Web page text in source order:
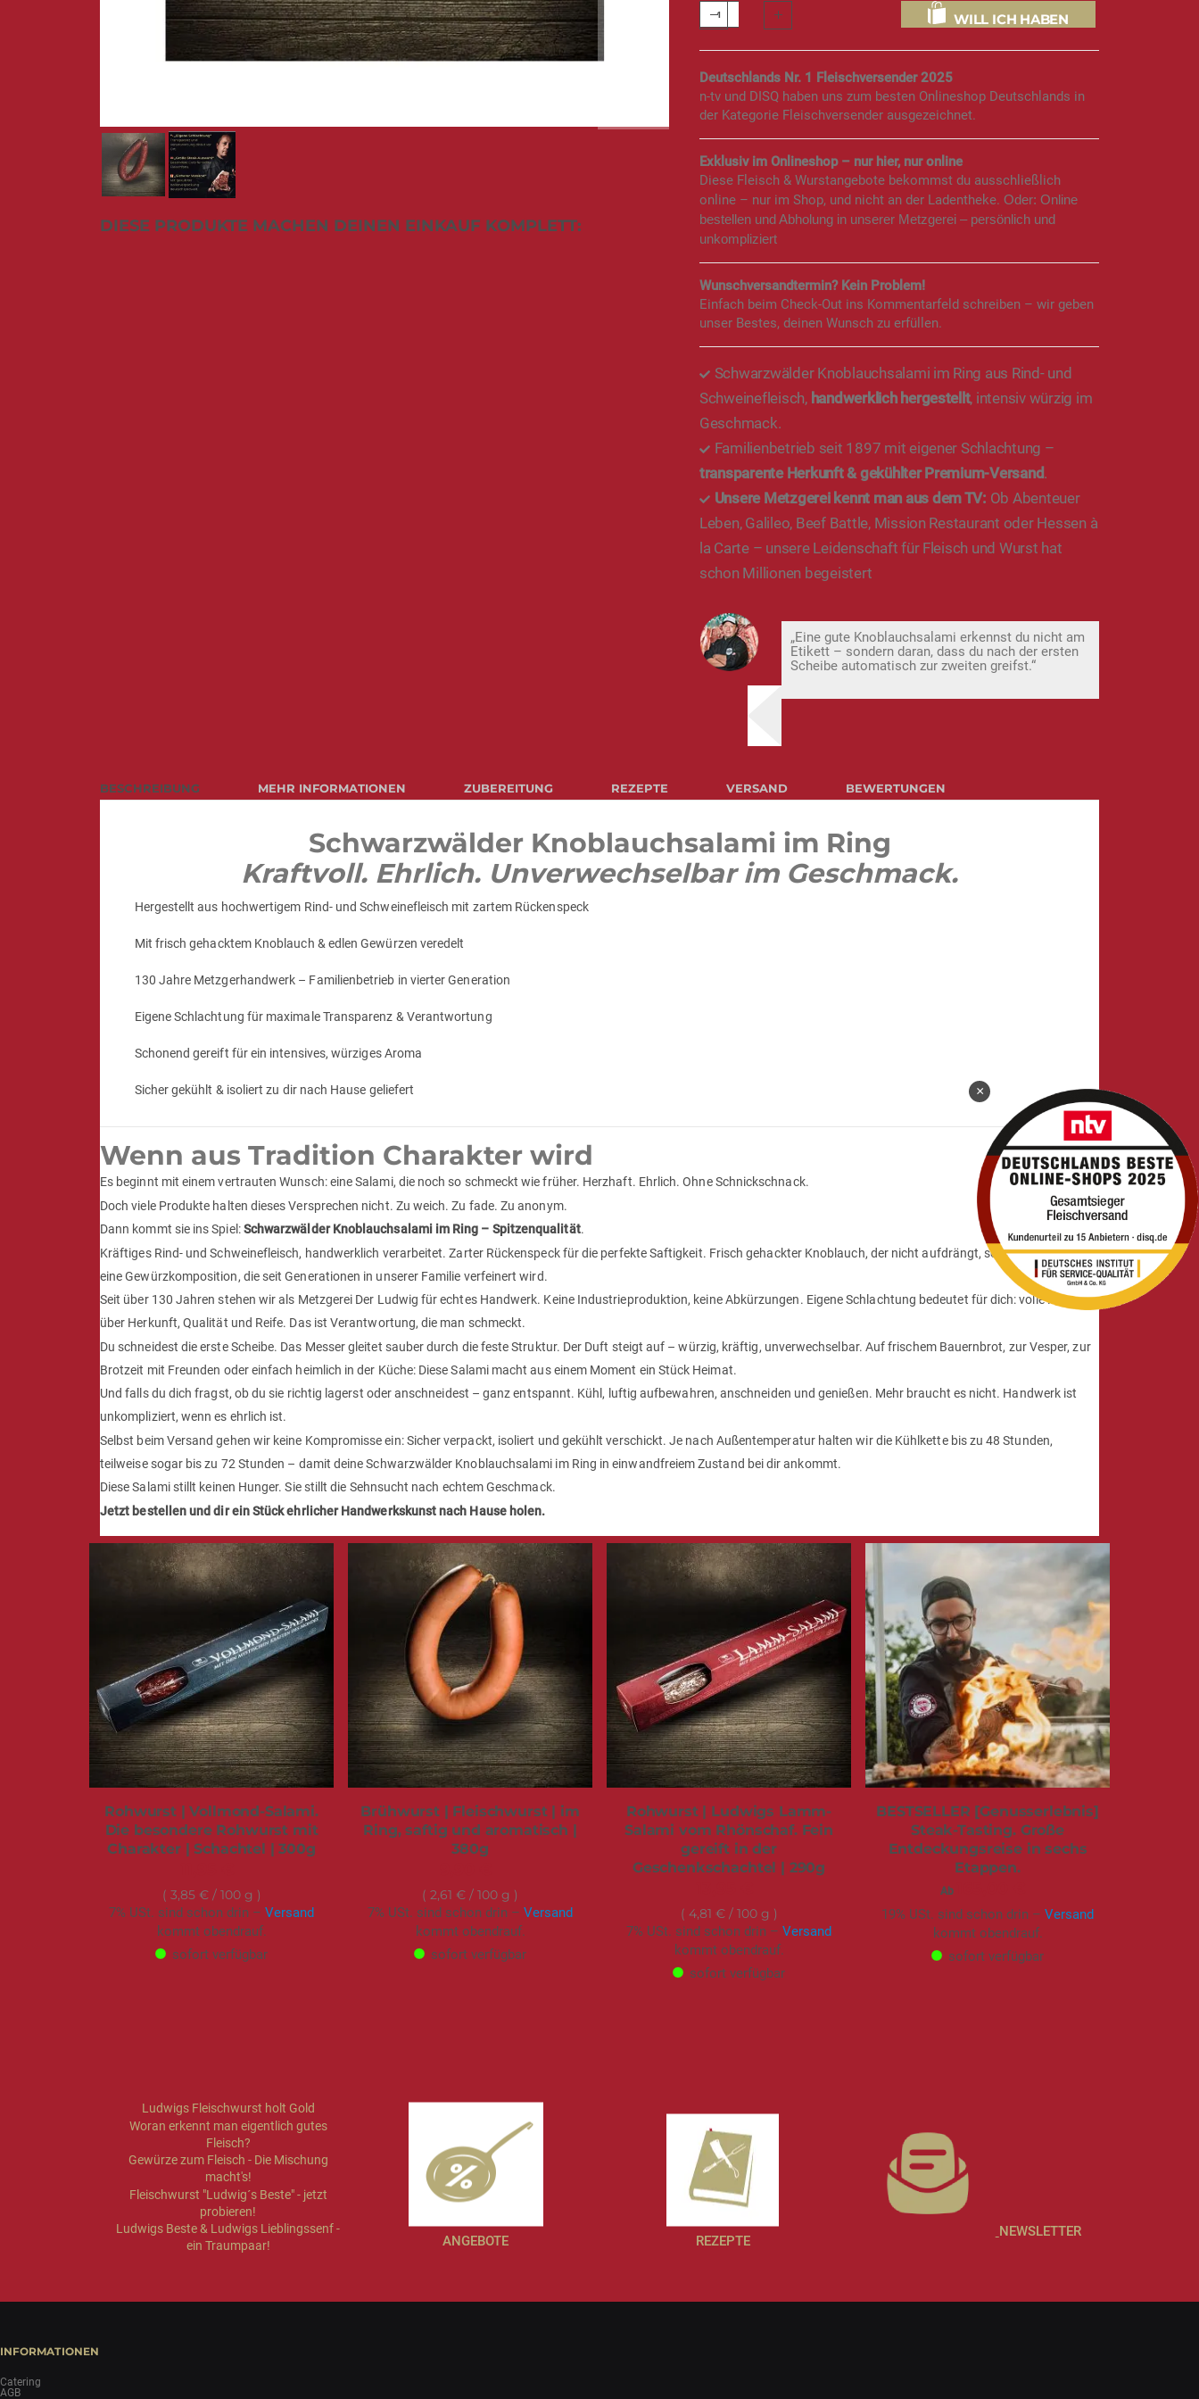
Anfang
WILL ICH HABEN
Deutschlands Nr. 1 Fleischversender 2025
n-tv und DISQ haben uns zum besten Onlineshop Deutschlands in
der Kategorie Fleischversender ausgezeichnet.
Exklusiv im Onlineshop – nur hier, nur online
Diese Fleisch & Wurstangebote bekommst du ausschließlich
online – nur im Shop, und nicht an der Ladentheke. Oder: Online
bestellen und Abholung in unserer Metzgerei – persönlich und
unkompliziert
Wunschversandtermin? Kein Problem!
Einfach beim Check-Out ins Kommentarfeld schreiben – wir geben
unser Bestes, deinen Wunsch zu erfüllen.
Schwarzwälder Knoblauchsalami im Ring aus Rind- und
Schweinefleisch, handwerklich hergestellt, intensiv würzig im
Geschmack.
Familienbetrieb seit 1897 mit eigener Schlachtung –
transparente Herkunft & gekühlter Premium-Versand.
Unsere Metzgerei kennt man aus dem TV: Ob Abenteuer
Leben, Galileo, Beef Battle, Mission Restaurant oder Hessen à
la Carte – unsere Leidenschaft für Fleisch und Wurst hat
schon Millionen begeistert
„Eine gute Knoblauchsalami erkennst du nicht am
Etikett – sondern daran, dass du nach der ersten
Scheibe automatisch zur zweiten greifst.“
BESCHREIBUNG
Schwarzwälder Knoblauchsalami im Ring
Kraftvoll. Ehrlich. Unverwechselbar im Geschmack.
Hergestellt aus hochwertigem Rind- und Schweinefleisch mit zartem Rückenspeck
Mit frisch gehacktem Knoblauch & edlen Gewürzen veredelt
130 Jahre Metzgerhandwerk – Familienbetrieb in vierter Generation
Eigene Schlachtung für maximale Transparenz & Verantwortung
Schonend gereift für ein intensives, würziges Aroma
Sicher gekühlt & isoliert zu dir nach Hause geliefert
Wenn aus Tradition Charakter wird
Es beginnt mit einem vertrauten Wunsch: eine Salami, die noch so schmeckt wie früher. Herzhaft. Ehrlich. Ohne Schnickschnack.
Doch viele Produkte halten dieses Versprechen nicht. Zu weich. Zu fade. Zu anonym.
Dann kommt sie ins Spiel:Schwarzwälder Knoblauchsalami im Ring – Spitzenqualität.
Kräftiges Rind- und Schweinefleisch, handwerklich verarbeitet. Zarter Rückenspeck für die perfekte Saftigkeit. Frisch gehackter Knoblauch, der nicht aufdrängt, sondern trägt. Dazu
eine Gewürzkomposition, die seit Generationen in unserer Familie verfeinert wird.
Seit über 130 Jahren stehen wir als Metzgerei Der Ludwig für echtes Handwerk. Keine Industrieproduktion, keine Abkürzungen. Eigene Schlachtung bedeutet für dich: volle Kontrolle
über Herkunft, Qualität und Reife. Das ist Verantwortung, die man schmeckt.
Du schneidest die erste Scheibe. Das Messer gleitet sauber durch die feste Struktur. Der Duft steigt auf – würzig, kräftig, unverwechselbar. Auf frischem Bauernbrot, zur Vesper, zur
Brotzeit mit Freunden oder einfach heimlich in der Küche: Diese Salami macht aus einem Moment ein Stück Heimat.
Und falls du dich fragst, ob du sie richtig lagerst oder anschneidest – ganz entspannt. Kühl, luftig aufbewahren, anschneiden und genießen. Mehr braucht es nicht. Handwerk ist
unkompliziert, wenn es ehrlich ist.
Selbst beim Versand gehen wir keine Kompromisse ein: Sicher verpackt, isoliert und gekühlt verschickt. Je nach Außentemperatur halten wir die Kühlkette bis zu 48 Stunden,
teilweise sogar bis zu 72 Stunden – damit deine Schwarzwälder Knoblauchsalami im Ring in einwandfreiem Zustand bei dir ankommt.
Diese Salami stillt keinen Hunger. Sie stillt die Sehnsucht nach echtem Geschmack.
Jetzt bestellen und dir ein Stück ehrlicher Handwerkskunst nach Hause holen.
MEHR INFORMATIONEN ZUBEREITUNG REZEPTE VERSAND BEWERTUNGEN
DIESE PRODUKTE MACHEN DEINEN EINKAUF KOMPLETT:
Rohwurst | Vollmond-Salami.
Die besondere Rohwurst mit
Charakter | Schachtel | 300g
3,85 €/ 100 g
7% USt. sind schon drin – Versand
kommt obendrauf.
sofort verfügbar
Brühwurst | Fleischwurst | im
Ring, saftig und aromatisch |
380g
2,61 € / 100 g
7% USt. sind schon drin – Versand
kommt obendrauf.
sofort verfügbar
Rohwurst | Ludwigs Lamm-
Salami vom Rhönschaf. Fein
gereift in der
Geschenkschachtel | 290g
4,81 €/ 100 g
7% USt. sind schon drin – Versand
kommt obendrauf.
sofort verfügbar
BESTSELLER [Genusserlebnis]
Steak-Tasting. Große
Entdeckungsreise in sechs
Etappen.
Ab
19% USt. sind schon drin – Versand
kommt obendrauf.
sofort verfügbar
Ludwigs Fleischwurst holt Gold
Woran erkennt man eigentlich gutes
Fleisch?
Gewürze zum Fleisch - Die Mischung
macht's!
Fleischwurst "Ludwig´s Beste" - jetzt
probieren!
Ludwigs Beste & Ludwigs Lieblingssenf -
ein Traumpaar!
ANGEBOTE REZEPTE
NEWSLETTER
INFORMATIONEN
Catering
AGB
×